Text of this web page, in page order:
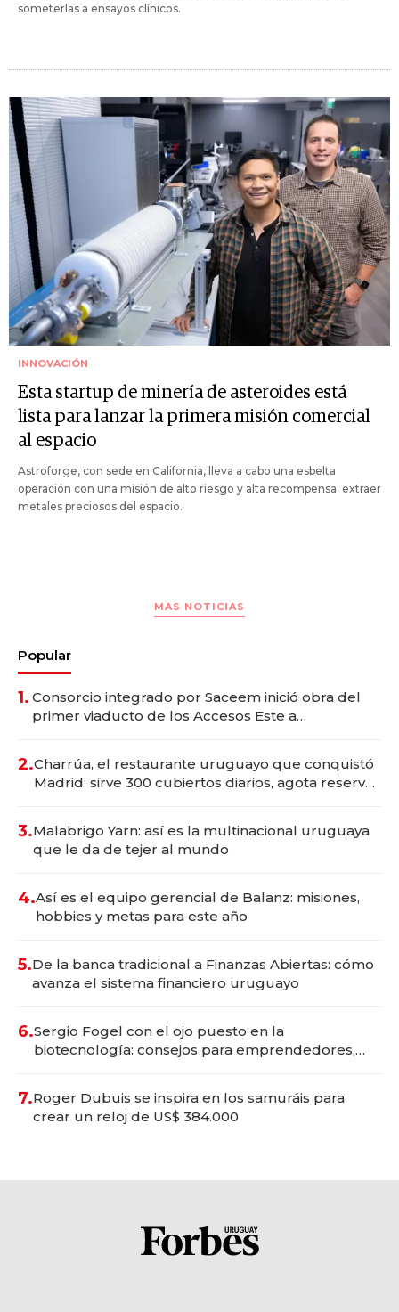
someterlas a ensayos clínicos.
INNOVACIÓN
Esta startup de minería de asteroides está
lista para lanzar la primera misión comercial
al espacio
Astroforge, con sede en California, lleva a cabo una esbelta
operación con una misión de alto riesgo y alta recompensa: extraer
metales preciosos del espacio.
MAS NOTICIAS
Popular
1. Consorcio integrado por Saceem inició obra del
primer viaducto de los Accesos Este a
2.Charrúa, el restaurante uruguayo que conquistó
Madrid: sirve 300 cubiertos diarios, agota reservas
3.Malabrigo Yarn: así es la multinacional uruguaya
que le da de tejer al mundo
4.Así es el equipo gerencial de Balanz: misiones,
hobbies y metas para este año
5.De la banca tradicional a Finanzas Abiertas: cómo
avanza el sistema financiero uruguayo
6.Sergio Fogel con el ojo puesto en la
biotecnología: consejos para emprendedores,
7.Roger Dubuis se inspira en los samuráis para
crear un reloj de US$ 384.000